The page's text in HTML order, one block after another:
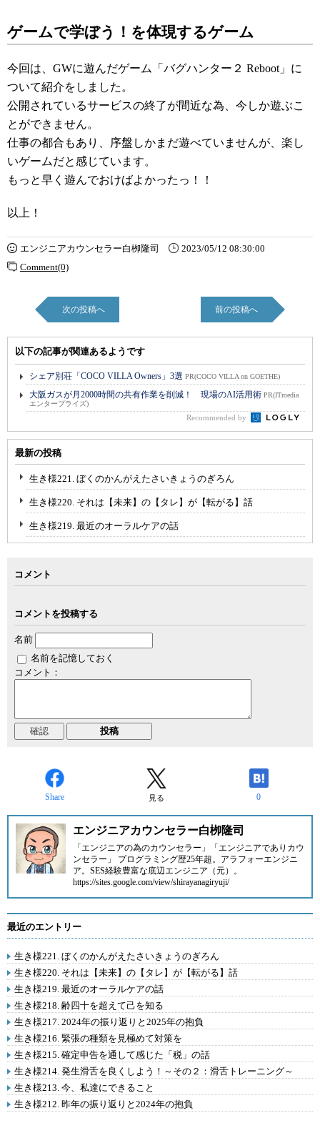
ゲームで学ぼう！を体現するゲーム
今回は、GWに遊んだゲーム「バグハンター２ Reboot」に
ついて紹介をしました。
公開されているサービスの終了が間近な為、今しか遊ぶこ
とができません。
仕事の都合もあり、序盤しかまだ遊べていませんが、楽し
いゲームだと感じています。
もっと早く遊んでおけばよかったっ！！
以上！
エンジニアカウンセラー白栁隆司
2023/05/12 08:30:00
Comment(0)
次の投稿へ 前の投稿へ
以下の記事が関連あるようです
シェア別荘「COCO VILLA Owners」3選 PR(COCO VILLA on GOETHE)
大阪ガスが月2000時間の共有作業を削減！ 現場のAI活用術 PR(ITmedia
エンタープライズ)
Recommended by
最新の投稿
生き様221. ぼくのかんがえたさいきょうのぎろん
生き様220. それは【未来】の【タレ】が【転がる】話
生き様219. 最近のオーラルケアの話
コメント
コメントを投稿する
名前
名前を記憶しておく
コメント：
Share 見る 0
エンジニアカウンセラー白栁隆司
「エンジニアの為のカウンセラー」「エンジニアでありカウ
ンセラー」 プログラミング歴25年超。アラフォーエンジニ
ア。SES経験豊富な底辺エンジニア（元）。
https://sites.google.com/view/shirayanagiryuji/
最近のエントリー
生き様221. ぼくのかんがえたさいきょうのぎろん
生き様220. それは【未来】の【タレ】が【転がる】話
生き様219. 最近のオーラルケアの話
生き様218. 齢四十を超えて己を知る
生き様217. 2024年の振り返りと2025年の抱負
生き様216. 緊張の種類を見極めて対策を
生き様215. 確定申告を通して感じた「税」の話
生き様214. 発生滑舌を良くしよう！～その２：滑舌トレーニング～
生き様213. 今、私達にできること
生き様212. 昨年の振り返りと2024年の抱負